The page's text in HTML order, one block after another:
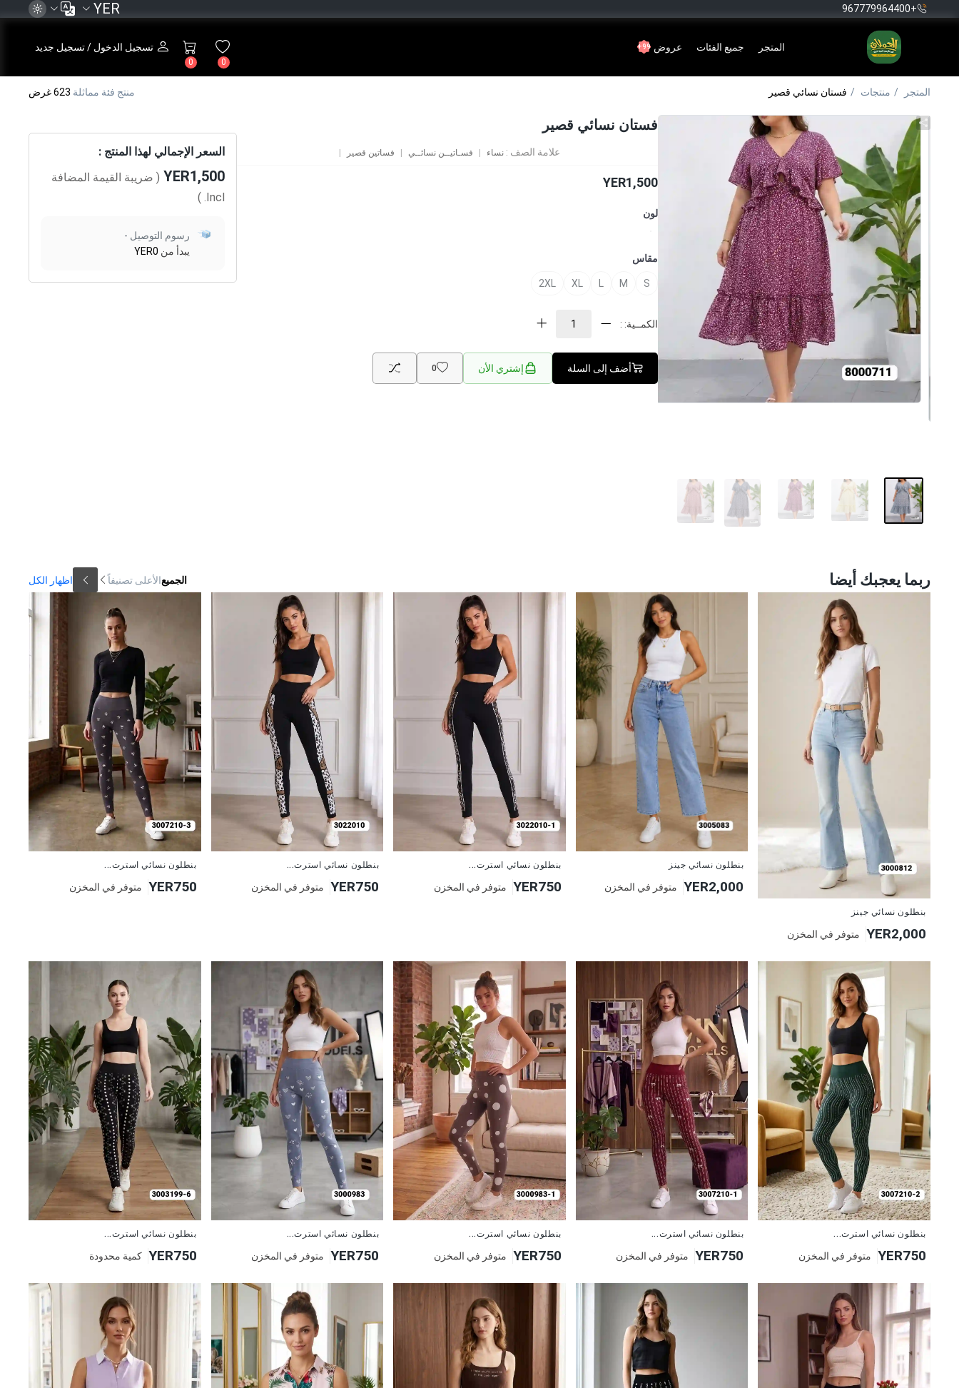
+967779964400
YER
المتجر جميع الفئات عروض 99+
0
0
تسجيل الدخول / تسجيل جديد
المتجر منتجات فستان نسائي قصير منتج فئة مماثلة 623 غرض
فستان نسائي قصير
علامة الصف : نساء فسـاتيــن نسائــي فساتين قصير
YER1,500
لون
مقاس
S
M
L
XL
2XL
الكمــية: :
أضف إلى السلة إشتري الأن 0
السعر الإجمالي لهذا المنتج :
YER1,500 ( ضريبة القيمة المضافة
Incl.
)
رسوم التوصيل -
يبدأ من YER0
ربما يعجبك أيضا الجميعالأعلى تصنيفاً اظهار الكل
بنطلون نسائي جينز
YER2,000 متوفر في المخزن
بنطلون نسائي جينز
YER2,000 متوفر في المخزن
بنطلون نسائي استرت...
YER750 متوفر في المخزن
بنطلون نسائي استرت...
YER750 متوفر في المخزن
بنطلون نسائي استرت...
YER750 متوفر في المخزن
بنطلون نسائي استرت...
YER750 متوفر في المخزن
بنطلون نسائي استرت...
YER750 متوفر في المخزن
بنطلون نسائي استرت...
YER750 متوفر في المخزن
بنطلون نسائي استرت...
YER750 متوفر في المخزن
بنطلون نسائي استرت...
YER750 كمية محدودة